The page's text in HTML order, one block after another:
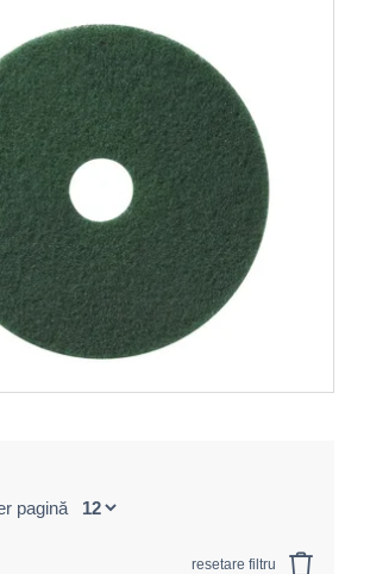
pagină
resetare filtru